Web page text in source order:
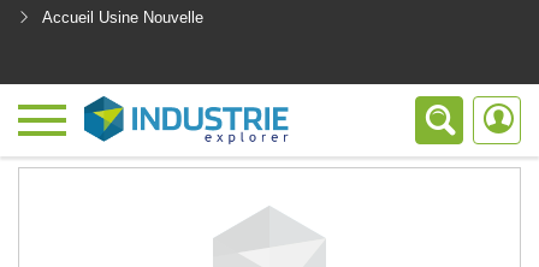
Accueil Usine Nouvelle